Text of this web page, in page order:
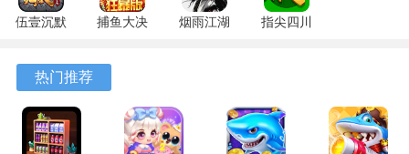
伍壹沉默
安卓版
捕鱼大决
122.7.291
烟雨江湖
指尖四川
热门推荐